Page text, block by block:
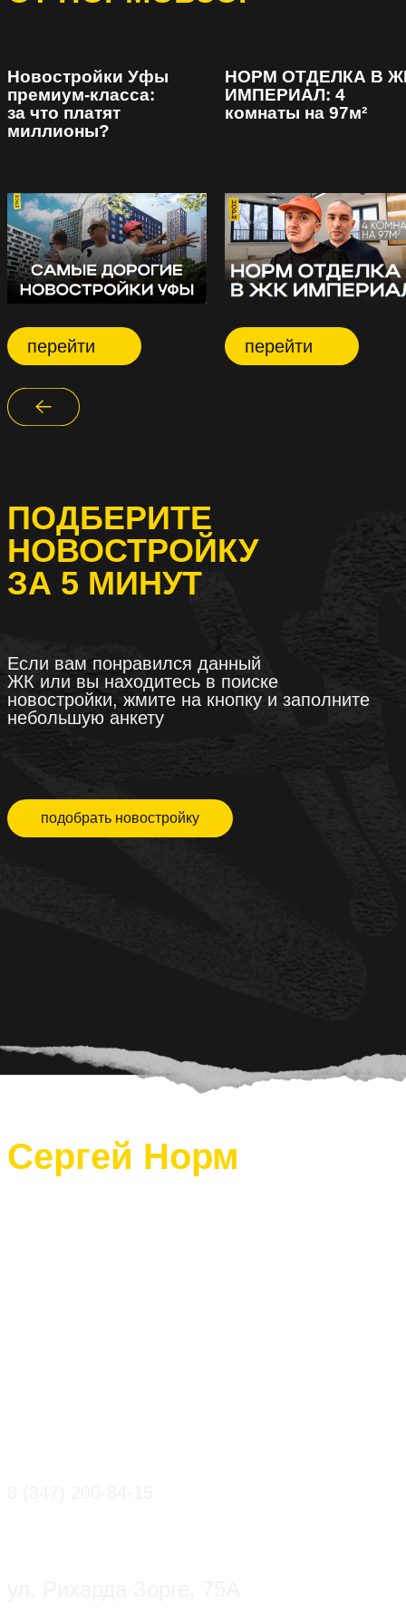
Новостройки Уфы
премиум-класса:
за что платят
миллионы?
НОРМ ОТДЕЛКА В
ИМПЕРИАЛ: 4
комнаты на 97м²
перейти перейти
ПОДБЕРИТЕ
НОВОСТРОЙКУ
ЗА 5 МИНУТ
подобрать новостройку
Если вам понравился данный
ЖК или вы находитесь в поиске
новостройки, жмите на кнопку и заполните
небольшую анкету
Сергей Норм